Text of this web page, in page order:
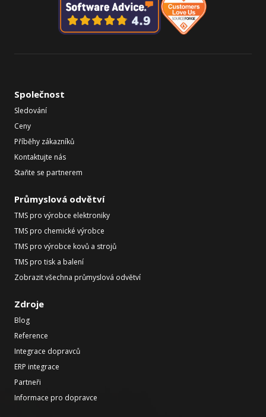
Společnost
Sledování
Ceny
Příběhy zákazníků
Kontaktujte nás
Staňte se partnerem
Průmyslová odvětví
TMS pro výrobce elektroniky
TMS pro chemické výrobce
TMS pro výrobce kovů a strojů
TMS pro tisk a balení
Zobrazit všechna průmyslová odvětví
Zdroje
Blog
Reference
Integrace dopravců
ERP integrace
Partneři
Informace pro dopravce